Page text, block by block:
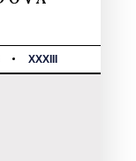
XXXIII